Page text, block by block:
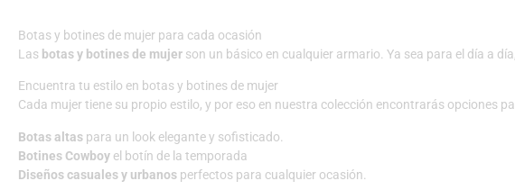
Botas y botines de mujer para cada ocasión
Las botas y botines de mujer son un básico en cualquier armario. Ya sea para el día a
Encuentra tu estilo en botas y botines de mujer
Cada mujer tiene su propio estilo, y por eso en nuestra colección encontrarás opciones
Botas altas para un look elegante y sofisticado.
Botines Cowboy el botín de la temporada
Diseños casuales y urbanos perfectos para cualquier ocasión.